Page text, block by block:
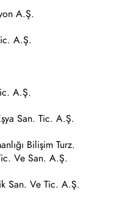
A.Ş.
A.Ş.
A.Ş.
San. Tic. A.Ş.
Bilişim Turz.
Ve San. A.Ş.
San. Ve Tic. A.Ş.